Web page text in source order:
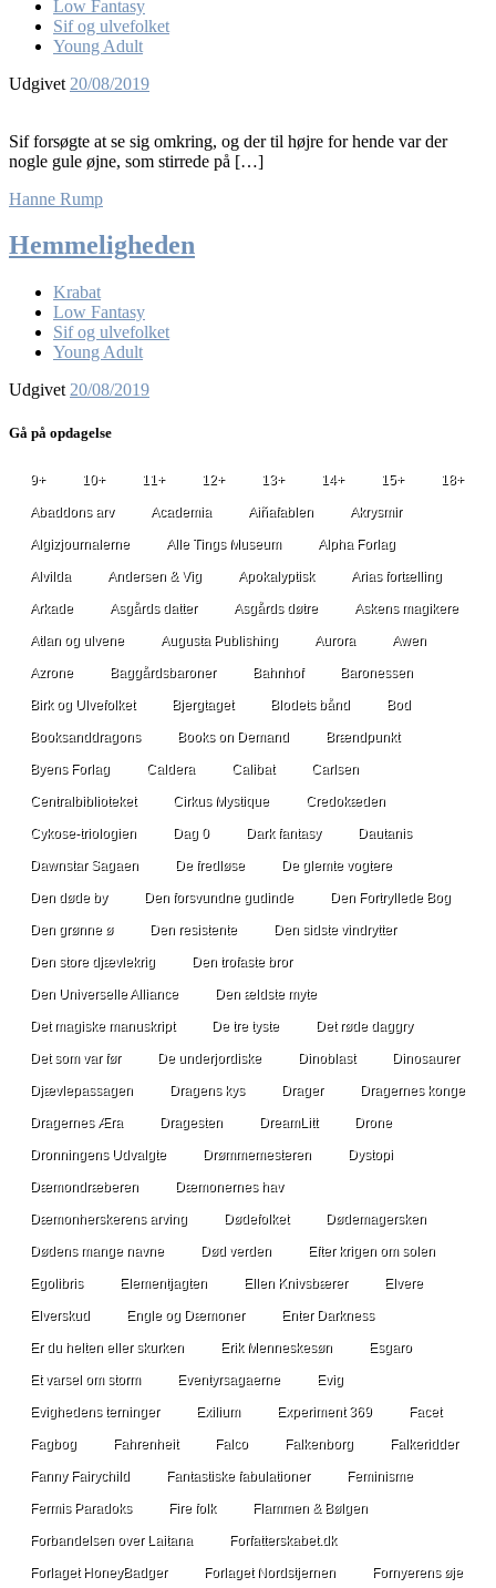
Low Fantasy
Sif og ulvefolket
Young Adult
Udgivet 20/08/2019
Sif forsøgte at se sig omkring, og der til højre for hende var der
nogle gule øjne, som stirrede på […]
Hanne Rump
Hemmeligheden
Krabat
Low Fantasy
Sif og ulvefolket
Young Adult
Udgivet 20/08/2019
Gå på opdagelse
9+ 10+ 11+ 12+ 13+ 14+ 15+ 18+
Abaddons arv Academia Aiñafablen Akrysmir
Algizjournalerne Alle Tings Museum Alpha Forlag
Alvilda Andersen & Vig Apokalyptisk Arias fortælling
Arkade Asgårds datter Asgårds døtre Askens magikere
Atlan og ulvene Augusta Publishing Aurora Awen
Azrone Baggårdsbaroner Bahnhof Baronessen
Birk og Ulvefolket Bjergtaget Blodets bånd Bod
Booksanddragons Books on Demand Brændpunkt
Byens Forlag Caldera Calibat Carlsen
Centralbiblioteket Cirkus Mystique Credokæden
Cykose-triologien Dag 0 Dark fantasy Dautanis
Dawnstar Sagaen De fredløse De glemte vogtere
Den døde by Den forsvundne gudinde Den Fortryllede Bog
Den grønne ø Den resistente Den sidste vindrytter
Den store djævlekrig Den trofaste bror
Den Universelle Alliance Den ældste myte
Det magiske manuskript De tre tyste Det røde daggry
Det som var før De underjordiske Dinoblast Dinosaurer
Djævlepassagen Dragens kys Drager Dragernes konge
Dragernes Æra Dragesten DreamLitt Drone
Dronningens Udvalgte Drømmemesteren Dystopi
Dæmondræberen Dæmonernes hav
Dæmonherskerens arving Dødefolket Dødemagersken
Dødens mange navne Død verden Efter krigen om solen
Egolibris Elementjagten Ellen Knivsbærer Elvere
Elverskud Engle og Dæmoner Enter Darkness
Er du helten eller skurken Erik Menneskesøn Esgaro
Et varsel om storm Eventyrsagaerne Evig
Evighedens terninger Exilium Experiment 369 Facet
Fagbog Fahrenheit Falco Falkenborg Falkeridder
Fanny Fairychild Fantastiske fabulationer Feminisme
Fermis Paradoks Fire folk Flammen & Bølgen
Forbandelsen over Laitana Forfatterskabet.dk
Forlaget HoneyBadger Forlaget Nordstjernen Fornyerens øje